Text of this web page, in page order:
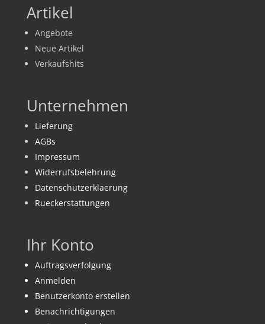
Artikel
Angebote
Neue Artikel
Verkaufshits
Unternehmen
Lieferung
AGBs
Impressum
Widerrufsbelehrung
Datenschutzerklaerung
Rueckerstattungen
Ihr Konto
Auftragsverfolgung
Anmelden
Benutzerkonto erstellen
Benachrichtigungen